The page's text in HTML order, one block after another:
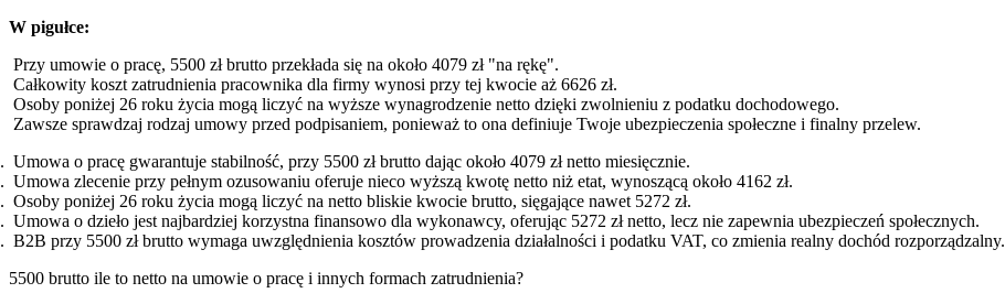
W pigułce:
Przy umowie o pracę, 5500 zł brutto przekłada się na około 4079 zł "na rękę".
Całkowity koszt zatrudnienia pracownika dla firmy wynosi przy tej kwocie aż 6626 zł.
Osoby poniżej 26 roku życia mogą liczyć na wyższe wynagrodzenie netto dzięki zwolnieniu z podatku dochodowego.
Zawsze sprawdzaj rodzaj umowy przed podpisaniem, ponieważ to ona definiuje Twoje ubezpieczenia społeczne i finalny przelew.
Umowa o pracę gwarantuje stabilność, przy 5500 zł brutto dając około 4079 zł netto miesięcznie.
Umowa zlecenie przy pełnym ozusowaniu oferuje nieco wyższą kwotę netto niż etat, wynoszącą około 4162 zł.
Osoby poniżej 26 roku życia mogą liczyć na netto bliskie kwocie brutto, sięgające nawet 5272 zł.
Umowa o dzieło jest najbardziej korzystna finansowo dla wykonawcy, oferując 5272 zł netto, lecz nie zapewnia ubezpieczeń społecznych.
B2B przy 5500 zł brutto wymaga uwzględnienia kosztów prowadzenia działalności i podatku VAT, co zmienia realny dochód rozporządzalny.
5500 brutto ile to netto na umowie o pracę i innych formach zatrudnienia?